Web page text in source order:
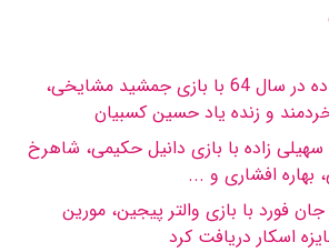
فیلمى از مجید قارى زاده در سال 64 با بازى جمشید مشایخى،
و زنده یاد حسین كسبیان
زاده با بازى دانیل حكیمى، شاهرخ
افشارى و ...
فورد با بازى والتر پیجین، مورین
اسكار دریافت كرد